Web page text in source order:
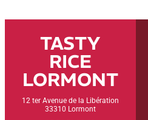
TASTY
RICE
LORMONT
12 ter Avenue de la Libération
33310 Lormont